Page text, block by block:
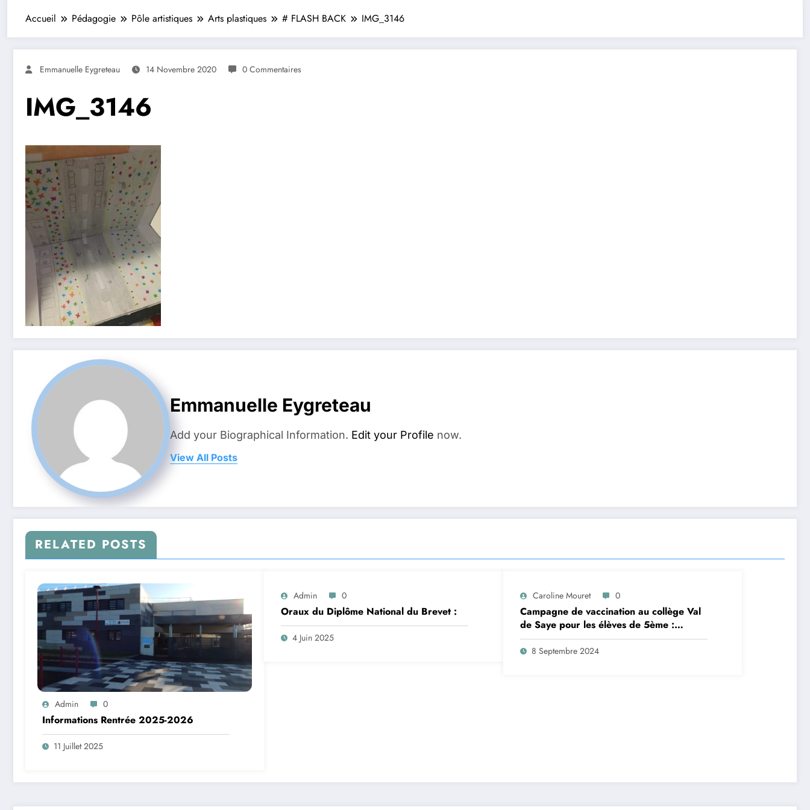
Accueil Pédagogie Pôle artistiques Arts plastiques # FLASH BACK IMG_3146
Emmanuelle Eygreteau 14 Novembre 2020 0 Commentaires
IMG_3146
Emmanuelle Eygreteau
Add your Biographical Information. Edit your Profile now.
View All Posts
RELATED POSTS
Admin 0
Informations Rentrée 2025-2026
11 Juillet 2025
Admin 0
Oraux du Diplôme National du Brevet :
4 Juin 2025
Caroline Mouret 0
Campagne de vaccination au collège Val
de Saye pour les élèves de 5ème :
inscription en ligne avant le 28
septembre 2024
8 Septembre 2024